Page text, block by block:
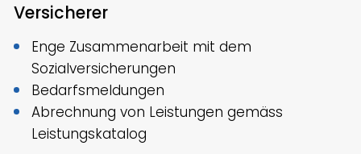
Versicherer
Enge Zusammenarbeit mit dem
Sozialversicherungen
Bedarfsmeldungen
Abrechnung von Leistungen gemäss
Leistungskatalog